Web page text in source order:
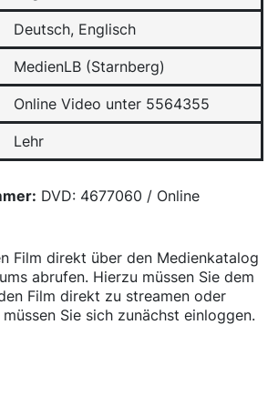
Deutsch, Englisch
MedienLB (Starnberg)
Online Video unter 5564355
Lehr
DVD: 4677060 / Online
Film direkt über den Medienkatalog
abrufen. Hierzu müssen Sie dem
Film direkt zu streamen oder
Sie sich zunächst einloggen.